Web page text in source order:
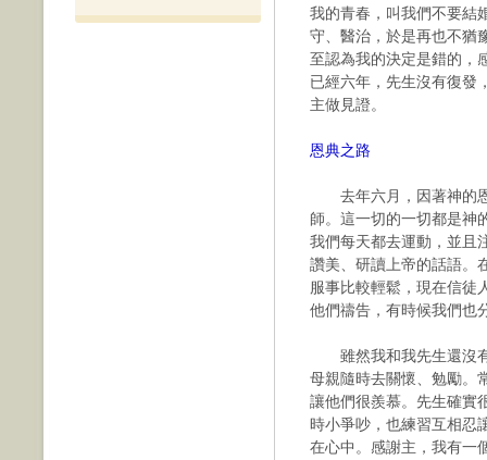
我的青春，叫我們不要結
守、醫治，於是再也不猶
至認為我的決定是錯的，
已經六年，先生沒有復發
主做見證。
恩典之路
去年六月，因著神的恩
師。這一切的一切都是神
我們每天都去運動，並且
讚美、研讀上帝的話語。
服事比較輕鬆，現在信徒
他們禱告，有時候我們也
雖然我和我先生還沒有
母親隨時去關懷、勉勵。
讓他們很羨慕。先生確實
時小爭吵，也練習互相忍
在心中。感謝主，我有一